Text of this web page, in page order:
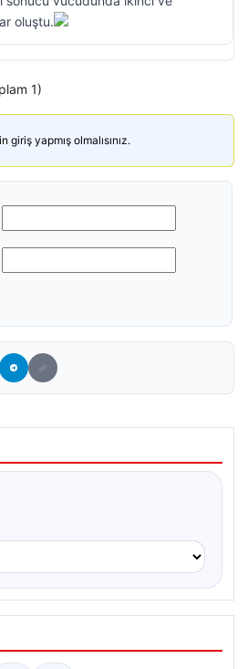
oluştu.
1)
yapmış olmalısınız.